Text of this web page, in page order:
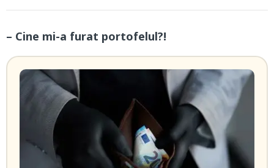
– Cine mi-a furat portofelul?!